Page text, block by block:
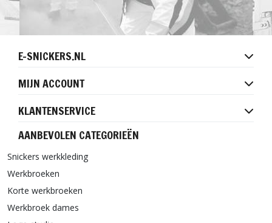
E-SNICKERS.NL
MIJN ACCOUNT
KLANTENSERVICE
AANBEVOLEN CATEGORIEËN
Snickers werkkleding
Werkbroeken
Korte werkbroeken
Werkbroek dames